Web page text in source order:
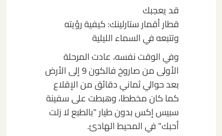
قد يعجبك
قطار أقمار ستارلينك: كيفية رؤيته
وتتبعه في السماء الليلية
وفي الوقت نفسه، عادت المرحلة
الأولى من صاروخ فالكون 9 إلى الأرض
بعد حوالي ثماني دقائق من الإقلاع
كما كان مخططا، وهبطت على سفينة
سبيس إكس بدون طيار "بالطبع لا زلت
أحبك" في المحيط الهادئ.